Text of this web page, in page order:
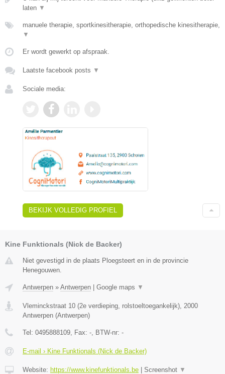
laten ▼
manuele therapie, sportkinesitherapie, orthopedische kinesitherapie,
▼
Er wordt gewerkt op afspraak.
Laatste facebook posts ▼
Sociale media:
BEKIJK VOLLEDIG PROFIEL
Kine Funktionals (Nick de Backer)
Niet gevestigd in de plaats Ploegsteert en in de provincie
Henegouwen.
Antwerpen » Antwerpen Google maps ▼
Vleminckstraat 10 (2e verdieping, rolstoeltoegankelijk) 2000
Antwerpen (Antwerpen)
Tel: 0495888109 , Fax: - , BTW-nr: -
E-mail › Kine Funktionals (Nick de Backer)
Website: https://www.kinefunktionals.be Screenshot ▼